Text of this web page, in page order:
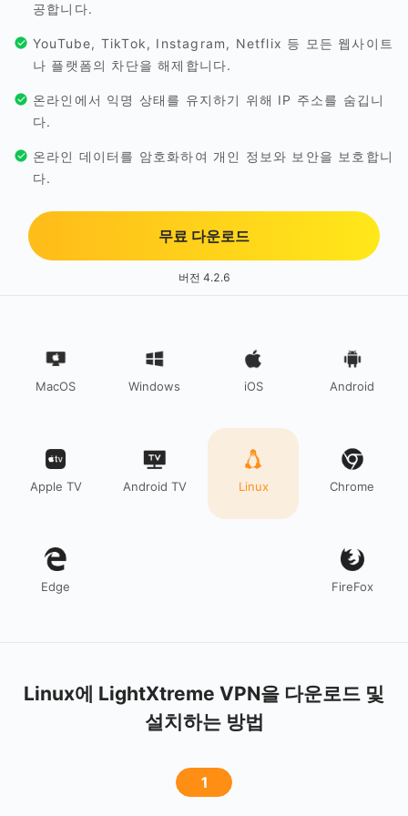
공합니다.
YouTube, TikTok, Instagram, Netflix 등 모든 웹사이트
나 플랫폼의 차단을 해제합니다.
온라인에서 익명 상태를 유지하기 위해 IP 주소를 숨깁니
다.
온라인 데이터를 암호화하여 개인 정보와 보안을 보호합니
다.
무료 다운로드
버전 4.2.6
MacOS Windows iOS Android
Apple TV Android TV Linux Chrome
Edge FireFox
Linux에 LightXtreme VPN을 다운로드 및
설치하는 방법
1